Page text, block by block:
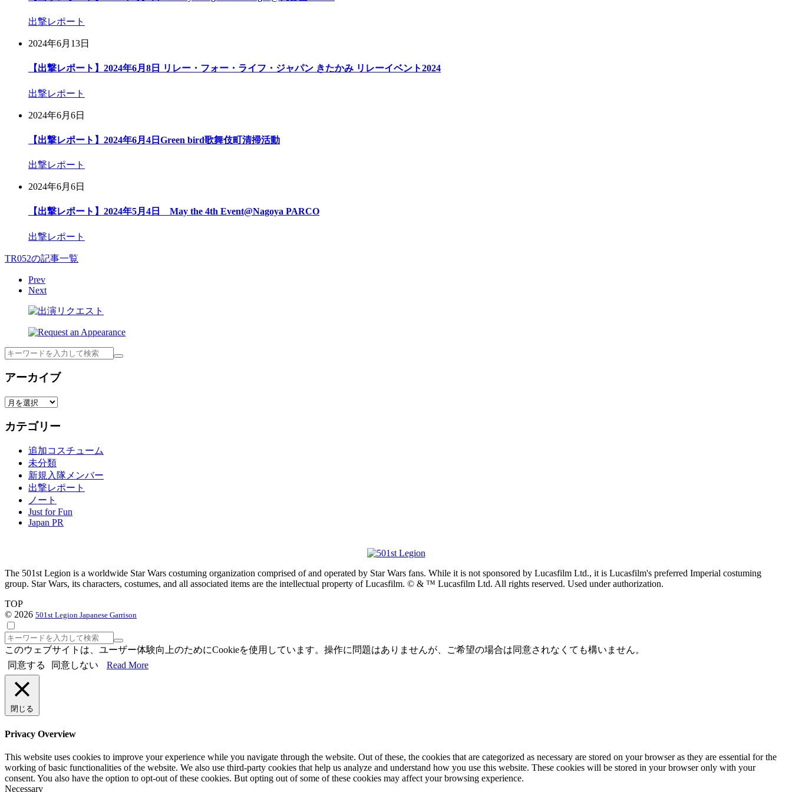
出撃レポート
2024年6月13日
【出撃レポート】2024年6月8日 リレー・フォー・ライフ・ジャパン きたかみ リレーイベント2024
出撃レポート
2024年6月6日
【出撃レポート】2024年6月4日Green bird歌舞伎町清掃活動
出撃レポート
2024年6月6日
【出撃レポート】2024年5月4日 May the 4th Event@Nagoya PARCO
出撃レポート
TR052の記事一覧
Prev
Next
検
アーカイブ
ア
カ
カテゴリー
追加コスチューム
未分類
新規入隊メンバー
出撃レポート
ノート
Just for Fun
Japan PR
The 501st Legion is a worldwide Star Wars costuming organization comprised of and operated by Star Wars fans. While it is not sponsored by Lucasfilm Ltd., it is Lucasfilm's preferred Imperial costuming
group. Star Wars, its characters, costumes, and all associated items are the intellectual property of Lucasfilm. © & ™ Lucasfilm Ltd. All rights reserved. Used under authorization.
TOP
© 2026 501st Legion Japanese Garrison
検
索
このウェブサイトは、ユーザー体験向上のためにCookieを使用しています。操作に問題はありませんが、ご希望の場合は同意されなくても構いません。
同意する
同意しない Read More
閉じる
Privacy Overview
This website uses cookies to improve your experience while you navigate through the website. Out of these, the cookies that are categorized as necessary are stored on your browser as they are essential for the
working of basic functionalities of the website. We also use third-party cookies that help us analyze and understand how you use this website. These cookies will be stored in your browser only with your
consent. You also have the option to opt-out of these cookies. But opting out of some of these cookies may affect your browsing experience.
Necessary